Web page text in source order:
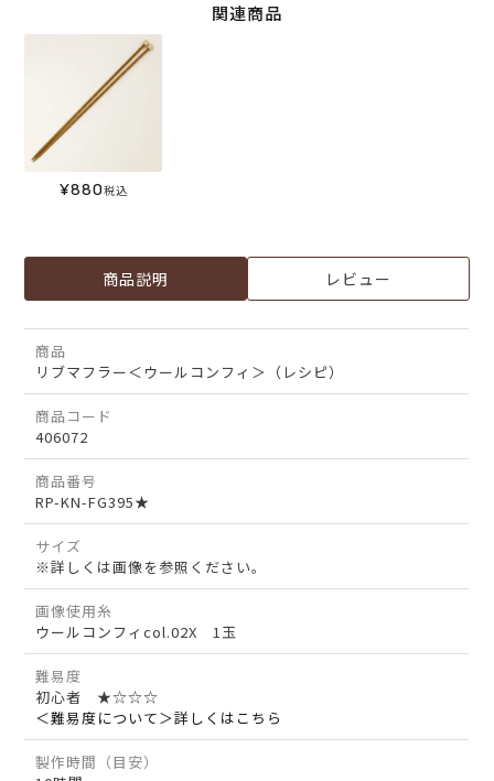
関連商品
¥880税込
商品説明 レビュー
商品
リブマフラー＜ウールコンフィ＞（レシピ）
商品コード
406072
商品番号
RP-KN-FG395★
サイズ
※詳しくは画像を参照ください。
画像使用糸
ウールコンフィcol.02X 1玉
難易度
初心者 ★☆☆☆
＜難易度について＞詳しくはこちら
製作時間（目安）